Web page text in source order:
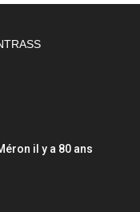
il y a 80 ans